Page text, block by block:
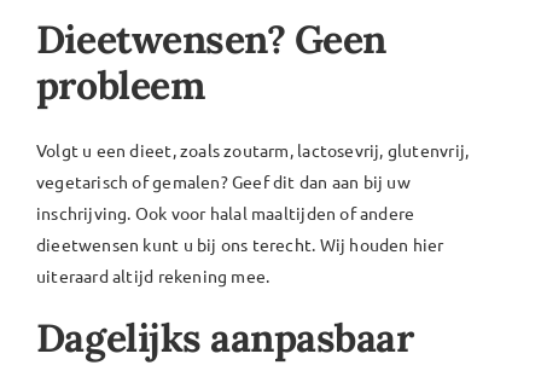
Dieetwensen? Geen
probleem
Volgt u een dieet, zoals zoutarm, lactosevrij, glutenvrij,
vegetarisch of gemalen? Geef dit dan aan bij uw
inschrijving. Ook voor halal maaltijden of andere
dieetwensen kunt u bij ons terecht. Wij houden hier
uiteraard altijd rekening mee.
Dagelijks aanpasbaar